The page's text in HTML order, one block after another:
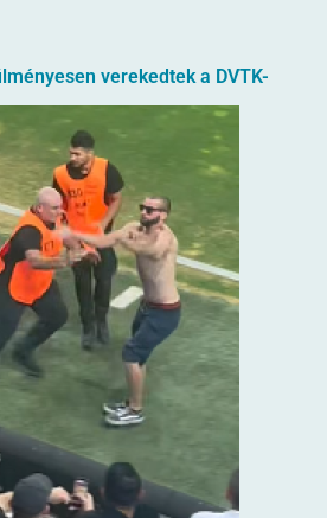
verekedtek a DVTK-